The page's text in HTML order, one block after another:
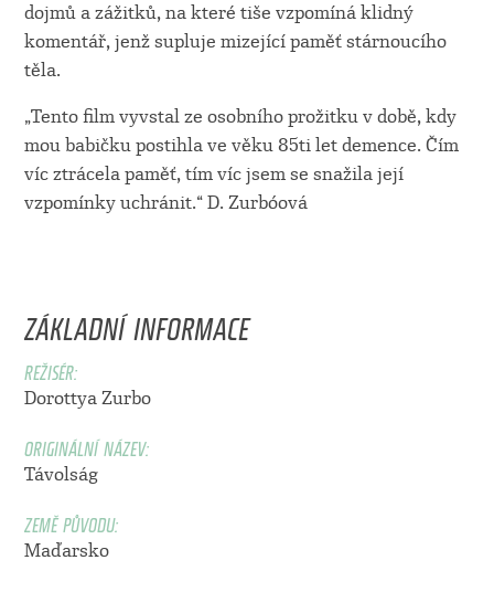
dojmů a zážitků, na které tiše vzpomíná klidný
komentář, jenž supluje mizející paměť stárnoucího
těla.
„Tento film vyvstal ze osobního prožitku v době, kdy
mou babičku postihla ve věku 85ti let demence. Čím
víc ztrácela paměť, tím víc jsem se snažila její
vzpomínky uchránit.“ D. Zurbóová
ZÁKLADNÍ INFORMACE
REŽISÉR:
Dorottya Zurbo
ORIGINÁLNÍ NÁZEV:
Távolság
ZEMĚ PŮVODU:
Maďarsko